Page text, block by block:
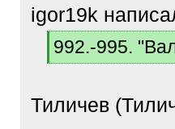
igor19k
[
q
992.-995.
[
]
Тиличев